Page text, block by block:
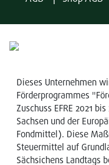
Dieses Unternehmen
Förderprogrammes
Zuschuss EFRE 2021
Sachsen und der
Fondmittel). Diese
Steuermittel auf
Sächsichens Landtags